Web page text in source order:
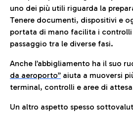
uno dei più utili riguarda la
Tenere documenti, dispositivi e
portata di mano facilita i controlli
passaggio tra le diverse fasi.
Anche l’abbigliamento ha il suo
da aeroporto” aiuta a muoversi
terminal, controlli e aree di
Un altro aspetto spesso